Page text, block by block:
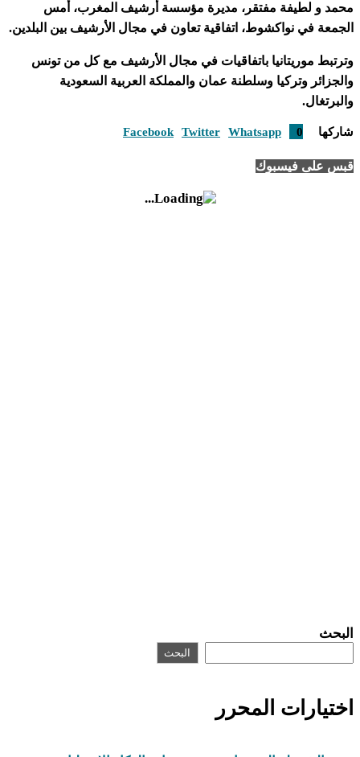
محمد و لطيفة مفتقر، مديرة مؤسسة أرشيف المغرب، أمس
الجمعة في نواكشوط، اتفاقية تعاون في مجال الأرشيف بين البلدين.
وترتبط موريتانيا باتفاقيات في مجال الأرشيف مع كل من تونس
والجزائر وتركيا وسلطنة عمان والمملكة العربية السعودية
والبرتغال.
شاركها 0
Facebook Twitter Whatsapp
قبس على فيسبوك
البحث
البحث
اختيارات المحرر